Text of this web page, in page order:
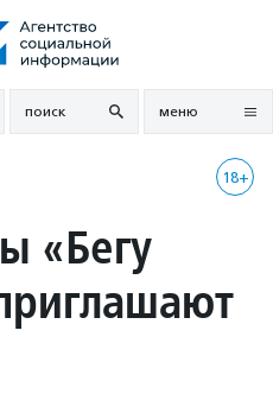
поиск меню
18+
«Бегу